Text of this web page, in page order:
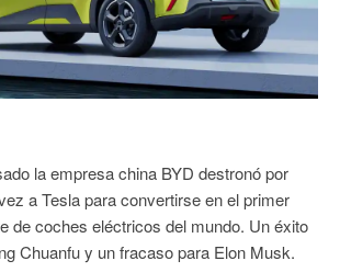
la empresa china BYD destronó por
a Tesla para convertirse en el primer
de coches eléctricos del mundo. Un éxito
Chuanfu y un fracaso para Elon Musk.